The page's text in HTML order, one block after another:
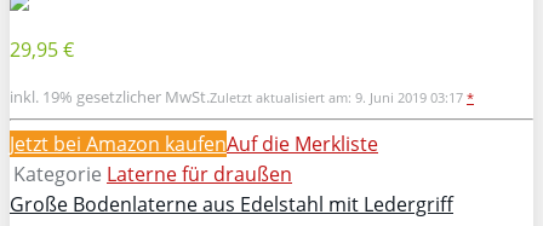
29,95 €
inkl. 19% gesetzlicher MwSt.Zuletzt aktualisiert am: 9. Juni 2019 03:17 *
Jetzt bei Amazon kaufenAuf die Merkliste
Kategorie Laterne für draußen
Große Bodenlaterne aus Edelstahl mit Ledergriff